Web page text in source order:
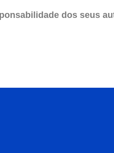
dos seus